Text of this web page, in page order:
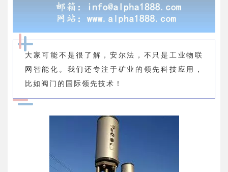
大家可能不是很了解，安尔法，不只是工业物联
网智能化。我们还专注于矿业的领先科技应用，
比如阀门的国际领先技术！